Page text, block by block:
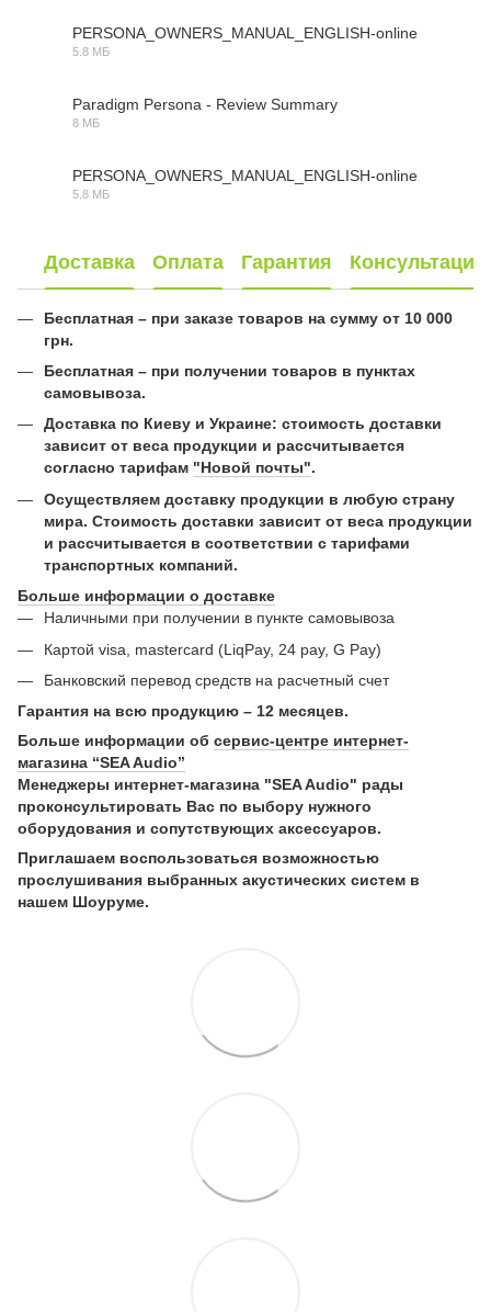
PERSONA_OWNERS_MANUAL_ENGLISH-online
5.8 МБ
Paradigm Persona - Review Summary
8 МБ
PERSONA_OWNERS_MANUAL_ENGLISH-online
5.8 МБ
Доставка Оплата Гарантия Консультация
Бесплатная – при заказе товаров на сумму от 10 000
грн.
Бесплатная – при получении товаров в пунктах
самовывоза.
Доставка по Киеву и Украине: стоимость доставки
зависит от веса продукции и рассчитывается
согласно тарифам "Новой почты".
Осуществляем доставку продукции в любую страну
мира. Стоимость доставки зависит от веса продукции
и рассчитывается в соответствии с тарифами
транспортных компаний.
Больше информации о доставке
Наличными при получении в пункте самовывоза
Картой visa, mastercard (LiqPay, 24 pay, G Pay)
Банковский перевод средств на расчетный счет
Гарантия на всю продукцию – 12 месяцев.
Больше информации об сервис-центре интернет-
магазина “SEA Audio”
Менеджеры интернет-магазина "SEA Audio" рады
проконсультировать Вас по выбору нужного
оборудования и сопутствующих аксессуаров.
Приглашаем воспользоваться возможностью
прослушивания выбранных акустических систем в
нашем Шоуруме.